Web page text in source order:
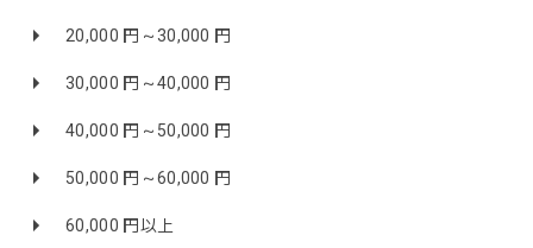
20,000 円～30,000 円
30,000 円～40,000 円
40,000 円～50,000 円
50,000 円～60,000 円
60,000 円以上